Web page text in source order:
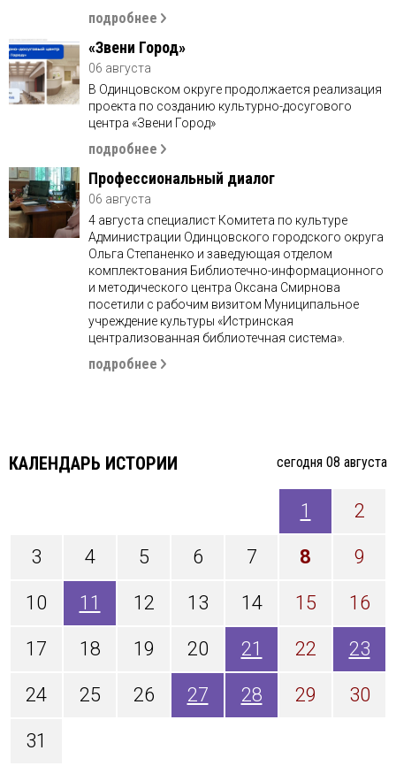
подробнее
«Звени Город»
06 августа
В Одинцовском округе продолжается реализация
проекта по созданию культурно-досугового
центра «Звени Город»
подробнее
Профессиональный диалог
06 августа
4 августа специалист Комитета по культуре
Администрации Одинцовского городского округа
Ольга Степаненко и заведующая отделом
комплектования Библиотечно-информационного
и методического центра Оксана Смирнова
посетили с рабочим визитом Муниципальное
учреждение культуры «Истринская
централизованная библиотечная система».
подробнее
КАЛЕНДАРЬ ИСТОРИИ cегодня 08 августа
1 2
3 4 5 6 7 8 9
10 11 12 13 14 15 16
17 18 19 20 21 22 23
24 25 26 27 28 29 30
31